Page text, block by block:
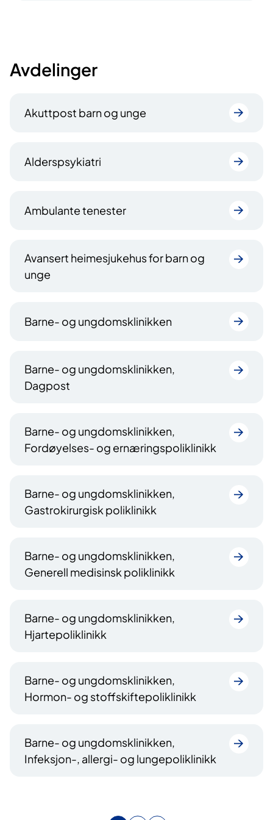
Avdelinger
Akuttpost barn og unge
Alderspsykiatri
Ambulante tenester
Avansert heimesjukehus for barn og
unge
Barne- og ungdomsklinikken
Barne- og ungdomsklinikken,
Dagpost
Barne- og ungdomsklinikken,
Fordøyelses- og ernæringspoliklinikk
Barne- og ungdomsklinikken,
Gastrokirurgisk poliklinikk
Barne- og ungdomsklinikken,
Generell medisinsk poliklinikk
Barne- og ungdomsklinikken,
Hjartepoliklinikk
Barne- og ungdomsklinikken,
Hormon- og stoffskiftepoliklinikk
Barne- og ungdomsklinikken,
Infeksjon-, allergi- og lungepoliklinikk